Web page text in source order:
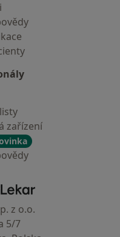
zařízení
- Hlavní stránka
z o.o.
5/7